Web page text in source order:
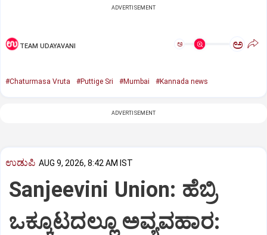
ADVERTISEMENT
TEAM UDAYAVANI ಅ ಅ
#Chaturmasa Vruta #Puttige Sri #Mumbai #Kannada news
ADVERTISEMENT
ಉಡುಪಿ AUG 9, 2026, 8:42 AM IST
Sanjeevini Union: ಹೆಬ್ರಿ
ಒಕ್ಕೂಟದಲ್ಲೂ ಅವ್ಯವಹಾರ: